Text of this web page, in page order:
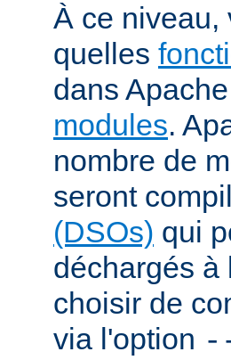
À ce niveau,
quelles
dans
modules.
nombre de
seront
(DSOs) qui
déchargés à
choisir de
via l'option